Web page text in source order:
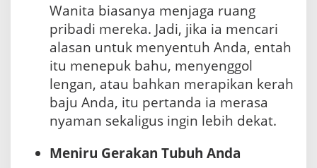
i
k
o
o
g
i
s
Wanita biasanya menjaga ruang
pribadi mereka. Jadi, jika ia mencari
alasan untuk menyentuh Anda, entah
itu menepuk bahu, menyenggol
lengan, atau bahkan merapikan kerah
baju Anda, itu pertanda ia merasa
nyaman sekaligus ingin lebih dekat.
Meniru Gerakan Tubuh Anda